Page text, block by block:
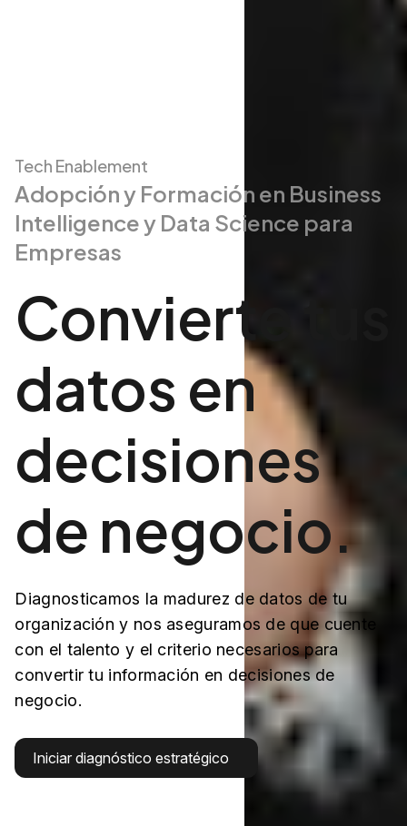
Tech Enablement
Adopción y Formación en Business
Intelligence y Data Science para
Empresas
Convierte tus
datos en
decisiones
de negocio.
Diagnosticamos la madurez de datos de tu
organización y nos aseguramos de que cuente
con el talento y el criterio necesarios para
convertir tu información en decisiones de
negocio.
Iniciar diagnóstico estratégico